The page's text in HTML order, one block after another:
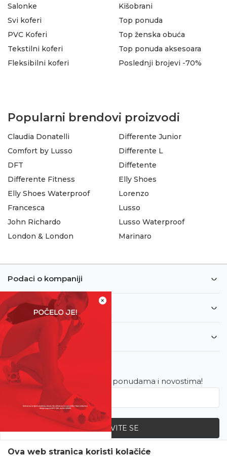
×
SVE UPOLA CIJENE!
Salonke
Kišobrani
Svi koferi
PVC Koferi
Tekstilni koferi
Fleksibilni koferi
Top ponuda
Top ženska obuća
Top ponuda aksesoara
Poslednji brojevi -70%
Popularni brendovi proizvodi
Claudia Donatelli
Comfort by Lusso
DFT
Differente Fitness
Differente Junior
Differente L
Diffetente
Elly Shoes
Elly Shoes Waterproof
Francesca
John Richardo
London & London
Lorenzo
Lusso
Lusso Waterproof
Marinaro
Podaci o kompaniji
Informacije
Korisnički servis
Newsletter
Budite u toku sa najnovijim ponudama i novostima!
PRIJAVITE SE
Ova web stranica koristi kolačiće